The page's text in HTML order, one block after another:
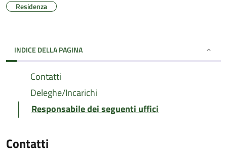
Residenza
INDICE DELLA PAGINA
Contatti
Deleghe/Incarichi
Responsabile dei seguenti uffici
Contatti